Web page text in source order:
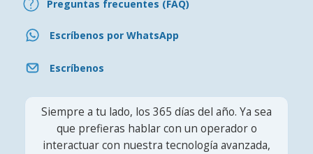
Preguntas frecuentes (FAQ)
Escríbenos por WhatsApp
Escríbenos
Siempre a tu lado, los 365 días del año. Ya sea
que prefieras hablar con un operador o
interactuar con nuestra tecnología avanzada,